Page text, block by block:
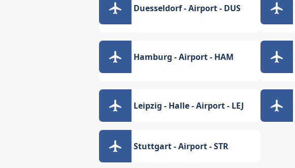
Duesseldorf - Airport - DUS
Hamburg - Airport - HAM
Leipzig - Halle - Airport - LEJ
Stuttgart - Airport - STR